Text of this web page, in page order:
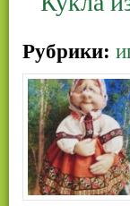
Рубрики: